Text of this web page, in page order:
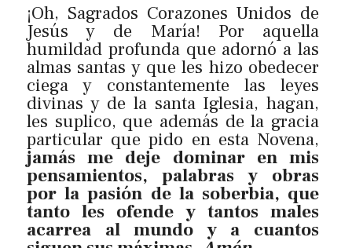
¡Oh, Sagrados Corazones Unidos de
Jesús y de María! Por aquella
humildad profunda que adornó a las
almas santas y que les hizo obedecer
ciega y constantemente las leyes
divinas y de la santa Iglesia, hagan,
les suplico, que además de la gracia
particular que pido en esta Novena,
jamás me deje dominar en mis
pensamientos, palabras y obras
por la pasión de la soberbia, que
tanto les ofende y tantos males
acarrea al mundo y a cuantos